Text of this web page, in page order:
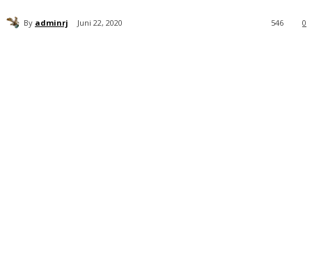
By adminrj Juni 22, 2020 0
546